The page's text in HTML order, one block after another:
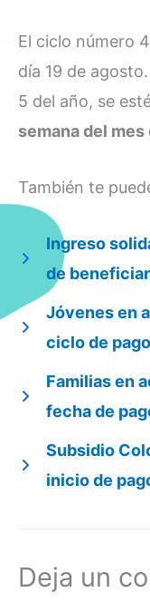
El ciclo número
día 19 de
5 del año, se
semana del
También te
Ingreso
de
Jóvenes en
ciclo de
Familias en
fecha de
Subsidio
inicio de
Deja un